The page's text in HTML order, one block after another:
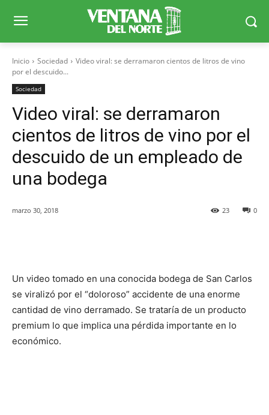
Inicio Sociedad
Video viral: se derramaron cientos de litros de vino
por el descuido...
Sociedad
Video viral: se derramaron
cientos de litros de vino por el
descuido de un empleado de
una bodega
marzo 30, 2018 0
23
Un video tomado en una conocida bodega de San Carlos
se viralizó por el “doloroso” accidente de una enorme
cantidad de vino derramado. Se trataría de un producto
premium lo que implica una pérdida importante en lo
económico.